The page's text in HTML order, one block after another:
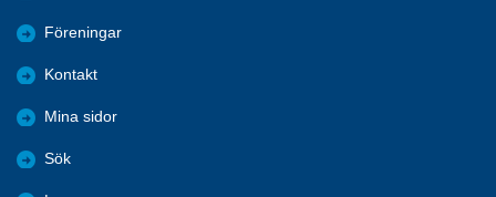
Föreningar
Kontakt
Mina sidor
Sök